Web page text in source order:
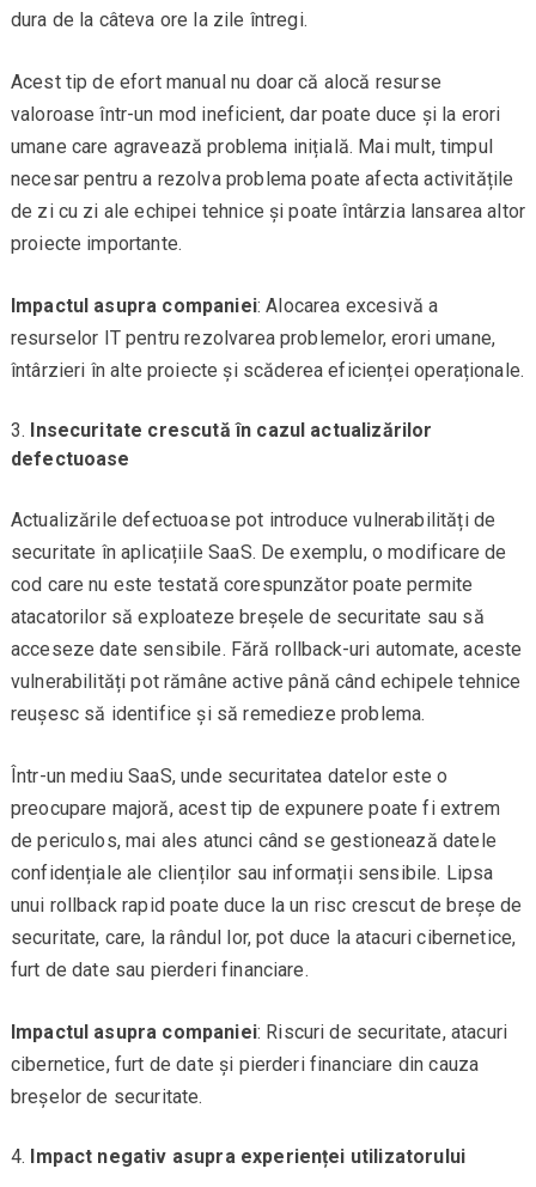
dura de la câteva ore la zile întregi.
Acest tip de efort manual nu doar că alocă resurse
valoroase într-un mod ineficient, dar poate duce și la erori
umane care agravează problema inițială. Mai mult, timpul
necesar pentru a rezolva problema poate afecta activitățile
de zi cu zi ale echipei tehnice și poate întârzia lansarea altor
proiecte importante.
Impactul asupra companiei: Alocarea excesivă a
resurselor IT pentru rezolvarea problemelor, erori umane,
întârzieri în alte proiecte și scăderea eficienței operaționale.
Insecuritate crescută în cazul actualizărilor
defectuoase
Actualizările defectuoase pot introduce vulnerabilități de
securitate în aplicațiile SaaS. De exemplu, o modificare de
cod care nu este testată corespunzător poate permite
atacatorilor să exploateze breșele de securitate sau să
acceseze date sensibile. Fără rollback-uri automate, aceste
vulnerabilități pot rămâne active până când echipele tehnice
reușesc să identifice și să remedieze problema.
Într-un mediu SaaS, unde securitatea datelor este o
preocupare majoră, acest tip de expunere poate fi extrem
de periculos, mai ales atunci când se gestionează datele
confidențiale ale clienților sau informații sensibile. Lipsa
unui rollback rapid poate duce la un risc crescut de breșe de
securitate, care, la rândul lor, pot duce la atacuri cibernetice,
furt de date sau pierderi financiare.
Impactul asupra companiei: Riscuri de securitate, atacuri
cibernetice, furt de date și pierderi financiare din cauza
breșelor de securitate.
Impact negativ asupra experienței utilizatorului